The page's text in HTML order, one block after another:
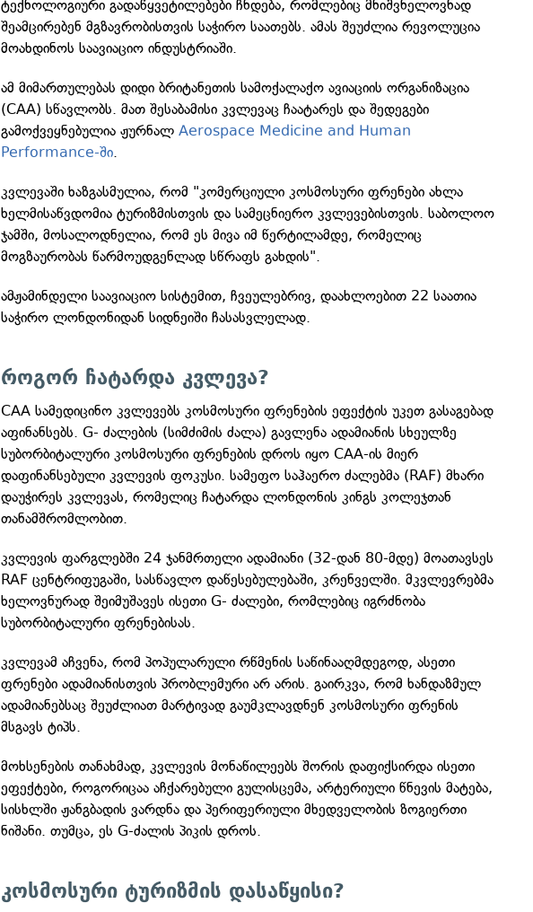
ტექნოლოგიური გადაწყვეტილებები ჩნდება, რომლებიც მნიშვნელოვნად
შეამცირებენ მგზავრობისთვის საჭირო საათებს. ამას შეუძლია რევოლუცია
მოახდინოს საავიაციო ინდუსტრიაში.
ამ მიმართულებას დიდი ბრიტანეთის სამოქალაქო ავიაციის ორგანიზაცია
(CAA) სწავლობს. მათ შესაბამისი კვლევაც ჩაატარეს და შედეგები
გამოქვეყნებულია ჟურნალAerospace Medicine and Human
Performance-ში.
კვლევაში ხაზგასმულია, რომ "კომერციული კოსმოსური ფრენები ახლა
ხელმისაწვდომია ტურიზმისთვის და სამეცნიერო კვლევებისთვის. საბოლოო
ჯამში, მოსალოდნელია, რომ ეს მივა იმ წერტილამდე, რომელიც
მოგზაურობას წარმოუდგენლად სწრაფს გახდის".
ამჟამინდელი საავიაციო სისტემით, ჩვეულებრივ, დაახლოებით 22 საათია
საჭირო ლონდონიდან სიდნეიში ჩასასვლელად.
როგორ ჩატარდა კვლევა?
CAA სამედიცინო კვლევებს კოსმოსური ფრენების ეფექტის უკეთ გასაგებად
აფინანსებს. G- ძალების (სიმძიმის ძალა) გავლენა ადამიანის სხეულზე
სუბორბიტალური კოსმოსური ფრენების დროს იყო CAA-ის მიერ
დაფინანსებული კვლევის ფოკუსი. სამეფო საჰაერო ძალებმა (RAF) მხარი
დაუჭირეს კვლევას, რომელიც ჩატარდა ლონდონის კინგს კოლეჯთან
თანამშრომლობით.
კვლევის ფარგლებში 24 ჯანმრთელი ადამიანი (32-დან 80-მდე) მოათავსეს
RAF ცენტრიფუგაში, სასწავლო დაწესებულებაში, კრენველში. მკვლევრებმა
ხელოვნურად შეიმუშავეს ისეთი G- ძალები, რომლებიც იგრძნობა
სუბორბიტალური ფრენებისას.
კვლევამ აჩვენა, რომ პოპულარული რწმენის საწინააღმდეგოდ, ასეთი
ფრენები ადამიანისთვის პრობლემური არ არის. გაირკვა, რომ ხანდაზმულ
ადამიანებსაც შეუძლიათ მარტივად გაუმკლავდნენ კოსმოსური ფრენის
მსგავს ტიპს.
მოხსენების თანახმად, კვლევის მონაწილეებს შორის დაფიქსირდა ისეთი
ეფექტები, როგორიცაა აჩქარებული გულისცემა, არტერიული წნევის მატება,
სისხლში ჟანგბადის ვარდნა და პერიფერიული მხედველობის ზოგიერთი
ნიშანი. თუმცა, ეს G-ძალის პიკის დროს.
კოსმოსური ტურიზმის დასაწყისი?